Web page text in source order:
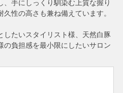
手にしっくり馴染む上質な握り
性の高さも兼ね備えています。
したいスタイリスト様、天然白豚
の負担感を最小限にしたいサロン